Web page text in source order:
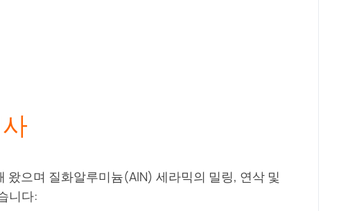
왔으며 질화알루미늄(AlN) 세라믹의 밀링, 연삭 및
니다: